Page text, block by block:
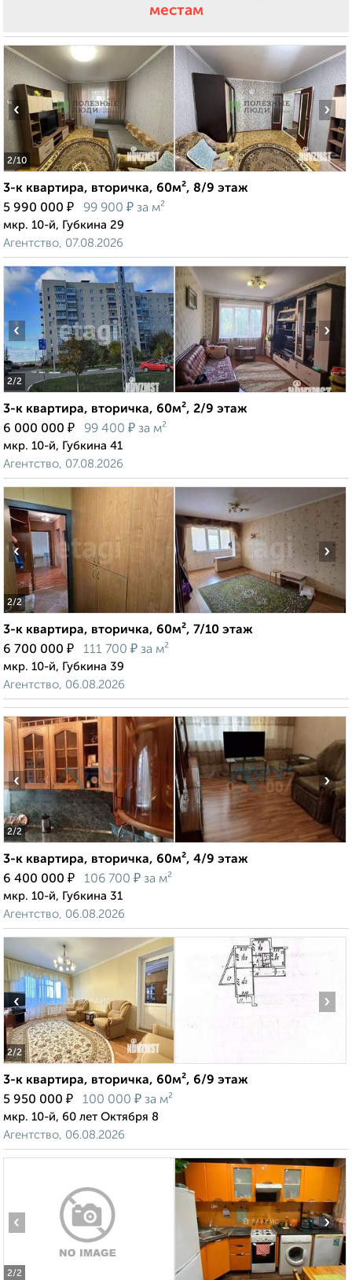
местам
2/10
‹ ›
3-к квартира, вторичка, 60м², 8/9 этаж
5 990 000 ₽ 99 900 ₽ за м²
мкр. 10-й, Губкина 29
Агентство, 07.08.2026
2/2
‹ ›
3-к квартира, вторичка, 60м², 2/9 этаж
6 000 000 ₽ 99 400 ₽ за м²
мкр. 10-й, Губкина 41
Агентство, 07.08.2026
2/2
‹ ›
3-к квартира, вторичка, 60м², 7/10 этаж
6 700 000 ₽ 111 700 ₽ за м²
мкр. 10-й, Губкина 39
Агентство, 06.08.2026
2/2
‹ ›
3-к квартира, вторичка, 60м², 4/9 этаж
6 400 000 ₽ 106 700 ₽ за м²
мкр. 10-й, Губкина 31
Агентство, 06.08.2026
2/2
‹ ›
3-к квартира, вторичка, 60м², 6/9 этаж
5 950 000 ₽ 100 000 ₽ за м²
мкр. 10-й, 60 лет Октября 8
Агентство, 06.08.2026
2/2
‹ ›